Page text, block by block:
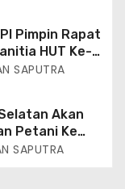
Pimpin Rapat
HUT Ke-4,
Rangkaian
SAPUTRA
Akan
Petani Ke
Audit
SAPUTRA